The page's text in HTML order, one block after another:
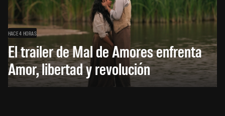
HACE 4 HORAS
El trailer de Mal de Amores enfrenta
Amor, libertad y revolución